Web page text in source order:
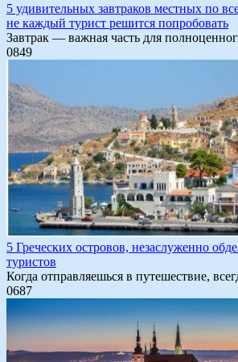
5 удивительных завтраков местных по
не каждый турист решится попробовать
Завтрак — важная часть для
0849
5 Греческих островов, незаслуженно
туристов
Когда отправляешься в путешествие,
0687